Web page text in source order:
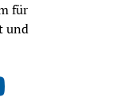
für
und